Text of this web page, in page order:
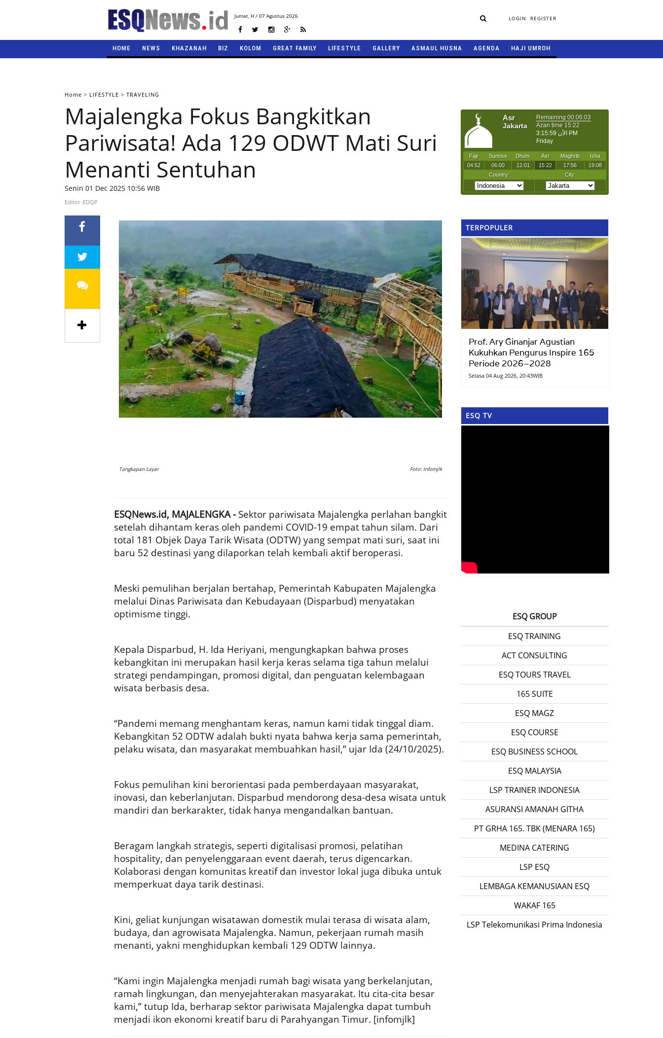
Jumat,H / 07 Agustus 2026 LOGIN REGISTER
HOME NEWS KHAZANAH BIZ KOLOM GREAT FAMILY LIFESTYLE GALLERY ASMAUL HUSNA AGENDA HAJI UMROH
Home > LIFESTYLE > TRAVELING
Majalengka Fokus Bangkitkan
Pariwisata! Ada 129 ODWT Mati Suri
Menanti Sentuhan
Senin 01 Dec 2025 10:56 WIB
Editor :EDQP
Tangkapan Layar Foto: Infomjlk
ESQNews.id, MAJALENGKA -Sektor pariwisata Majalengka perlahan bangkit
setelah dihantam keras oleh pandemi COVID-19 empat tahun silam. Dari
total 181 Objek Daya Tarik Wisata (ODTW) yang sempat mati suri, saat ini
baru 52 destinasi yang dilaporkan telah kembali aktif beroperasi.
Meski pemulihan berjalan bertahap, Pemerintah Kabupaten Majalengka
melalui Dinas Pariwisata dan Kebudayaan (Disparbud) menyatakan
optimisme tinggi.
Kepala Disparbud, H. Ida Heriyani, mengungkapkan bahwa proses
kebangkitan ini merupakan hasil kerja keras selama tiga tahun melalui
strategi pendampingan, promosi digital, dan penguatan kelembagaan
wisata berbasis desa.
“Pandemi memang menghantam keras, namun kami tidak tinggal diam.
Kebangkitan 52 ODTW adalah bukti nyata bahwa kerja sama pemerintah,
pelaku wisata, dan masyarakat membuahkan hasil,” ujar Ida (24/10/2025).
Fokus pemulihan kini berorientasi pada pemberdayaan masyarakat,
inovasi, dan keberlanjutan. Disparbud mendorong desa-desa wisata untuk
mandiri dan berkarakter, tidak hanya mengandalkan bantuan.
Beragam langkah strategis, seperti digitalisasi promosi, pelatihan
hospitality, dan penyelenggaraan event daerah, terus digencarkan.
Kolaborasi dengan komunitas kreatif dan investor lokal juga dibuka untuk
memperkuat daya tarik destinasi.
Kini, geliat kunjungan wisatawan domestik mulai terasa di wisata alam,
budaya, dan agrowisata Majalengka. Namun, pekerjaan rumah masih
menanti, yakni menghidupkan kembali 129 ODTW lainnya.
“Kami ingin Majalengka menjadi rumah bagi wisata yang berkelanjutan,
ramah lingkungan, dan menyejahterakan masyarakat. Itu cita-cita besar
kami,” tutup Ida, berharap sektor pariwisata Majalengka dapat tumbuh
menjadi ikon ekonomi kreatif baru di Parahyangan Timur. [infomjlk]
TERPOPULER
Prof. Ary Ginanjar Agustian
Kukuhkan Pengurus Inspire 165
Periode 2026–2028
Selasa 04 Aug 2026, 20:43WIB
ESQ TV
ESQ GROUP
ESQ TRAINING
ACT CONSULTING
ESQ TOURS TRAVEL
165 SUITE
ESQ MAGZ
ESQ COURSE
ESQ BUSINESS SCHOOL
ESQ MALAYSIA
LSP TRAINER INDONESIA
ASURANSI AMANAH GITHA
PT GRHA 165. TBK (MENARA 165)
MEDINA CATERING
LSP ESQ
LEMBAGA KEMANUSIAAN ESQ
WAKAF 165
LSP Telekomunikasi Prima Indonesia